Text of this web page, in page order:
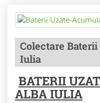
Colectare
Iulia
BATERII
ALBA IULIA